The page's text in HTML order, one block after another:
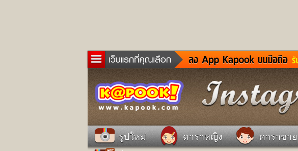
ข่าวด่วน
ละคร
เกม
ดูดวง
ผู้ชาย
รูปใหม่ ดาราหญิง ดาราชาย